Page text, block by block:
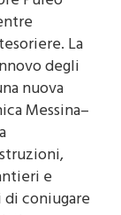
La
degli
nuova
Messina–
e
coniugare